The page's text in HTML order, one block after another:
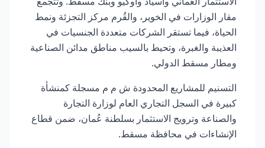
مقار الوزارات في الخوير، والقُرم مركز التجزئة ونمط
الحياة، فيما تستقر الشركات متعددة الجنسيات في
العذيبة والغبرة، وتحيط بالسيب مناطق مدائن الصناعية
ومطار مسقط الدولي.
التسنيم للمشاريع المحدودة ش م م مسجلة كمنشأة
كبيرة في السجل التجاري العام لوزارة التجارة
والصناعة وترويج الاستثمار بسلطنة عُمان، ضمن قطاع
الإنشاءات في محافظة مسقط.